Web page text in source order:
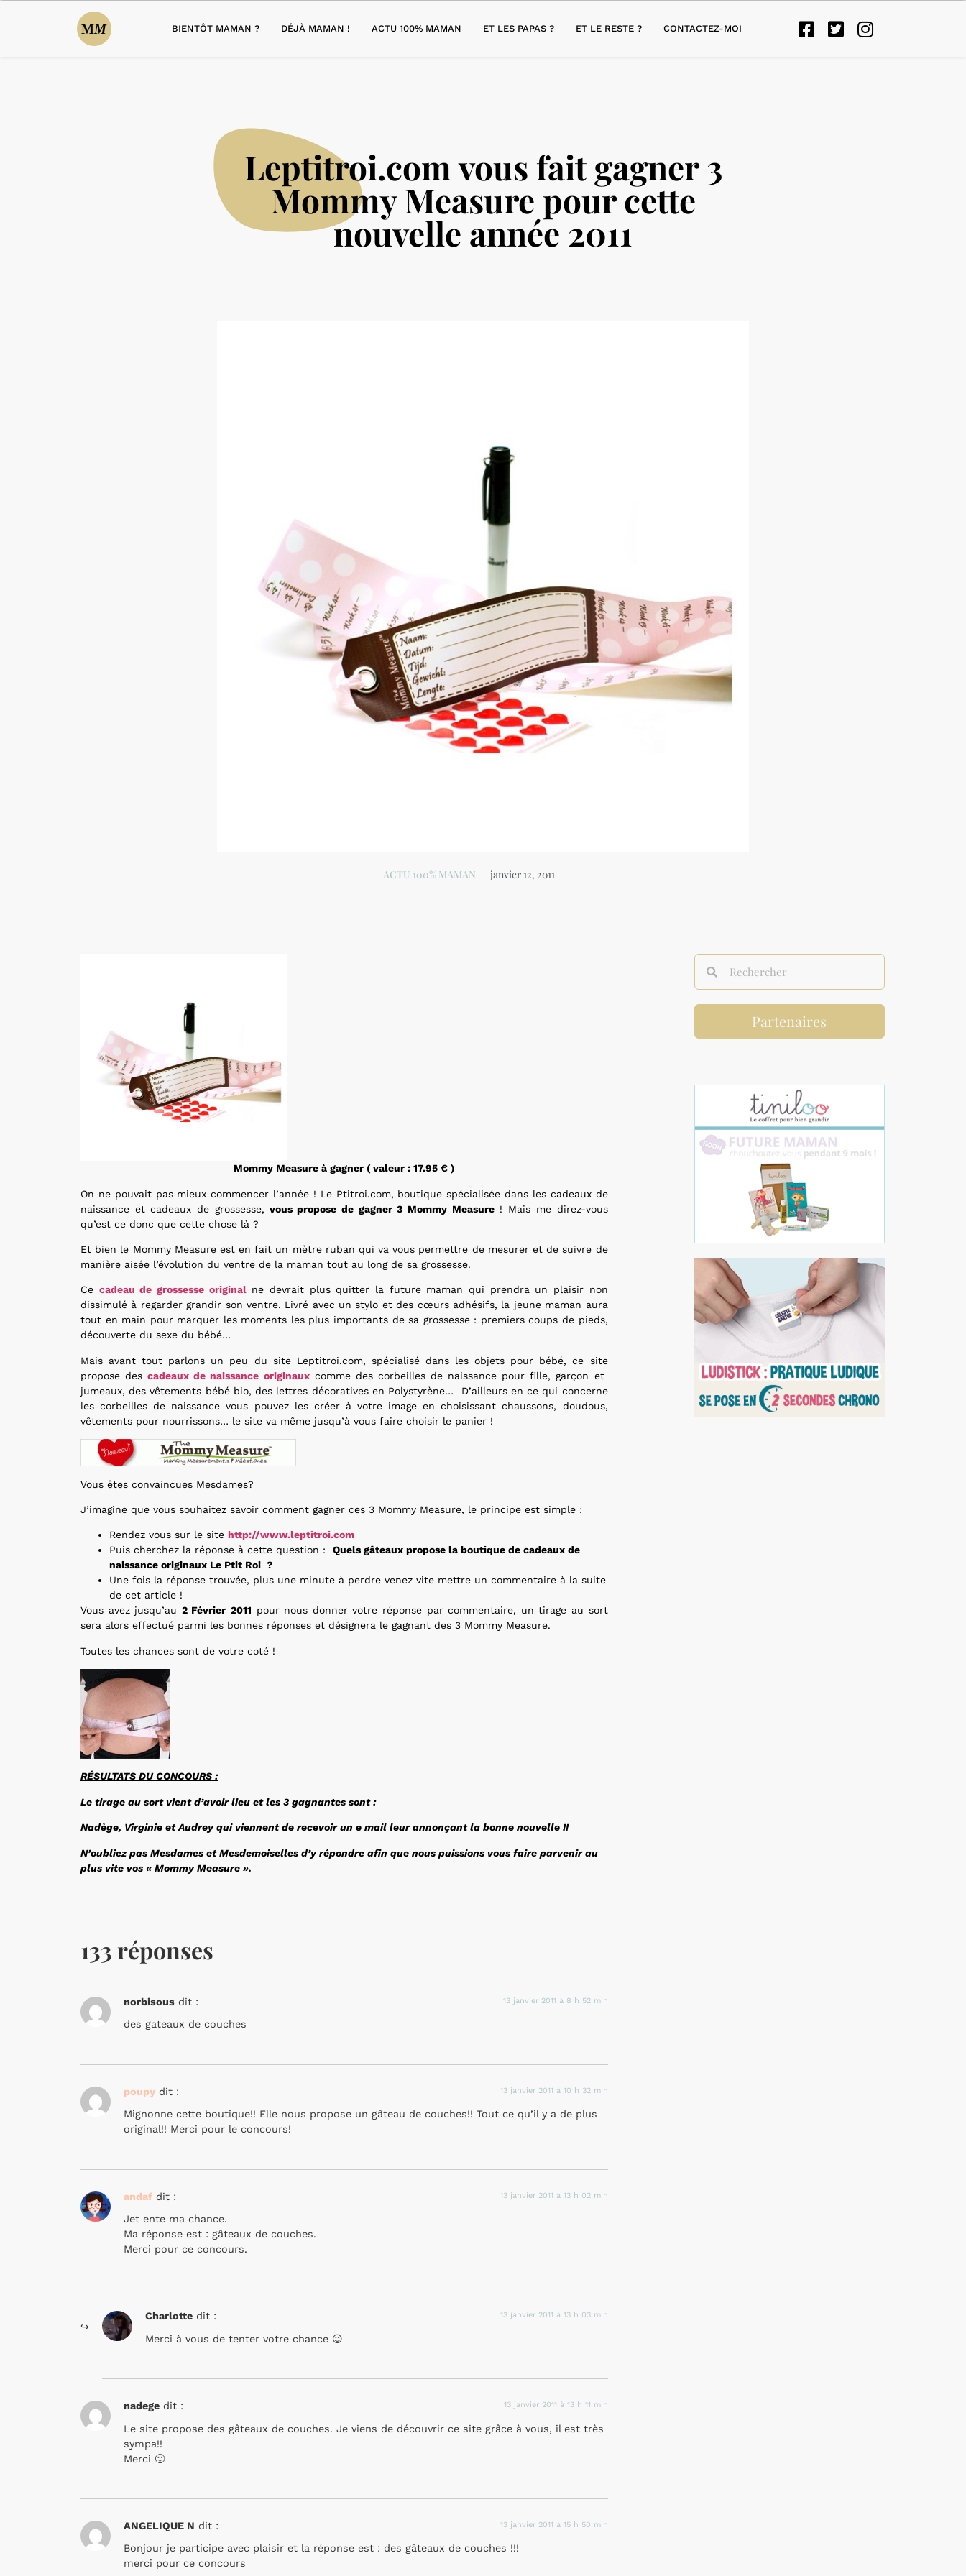
BIENTÔT MAMAN ? DÉJÀ MAMAN ! ACTU 100% MAMAN ET LES PAPAS ? ET LE RESTE ? CONTACTEZ-MOI
Leptitroi.com vous fait gagner 3
Mommy Measure pour cette
nouvelle année 2011
ACTU 100% MAMAN janvier 12, 2011
Mommy Measure à gagner ( valeur : 17.95 € )
On ne pouvait pas mieux commencer l’année ! Le Ptitroi.com, boutique spécialisée dans les cadeaux de
naissance et cadeaux de grossesse, vous propose de gagner 3 Mommy Measure! Mais me direz-vous
qu’est ce donc que cette chose là ?
Et bien le Mommy Measure est en fait un mètre ruban qui va vous permettre de mesurer et de suivre de
manière aisée l’évolution du ventre de la maman tout au long de sa grossesse.
Ce cadeau de grossesse originalne devrait plus quitter la future maman qui prendra un plaisir non
dissimulé à regarder grandir son ventre. Livré avec un stylo et des cœurs adhésifs, la jeune maman aura
tout en main pour marquer les moments les plus importants de sa grossesse : premiers coups de pieds,
découverte du sexe du bébé…
Mais avant tout parlons un peu du site Leptitroi.com, spécialisé dans les objets pour bébé, ce site
propose descadeaux de naissance originauxcomme des corbeilles de naissance pour fille, garçon et
jumeaux, des vêtements bébé bio, des lettres décoratives en Polystyrène… D’ailleurs en ce qui concerne
les corbeilles de naissance vous pouvez les créer à votre image en choisissant chaussons, doudous,
vêtements pour nourrissons… le site va même jusqu’à vous faire choisir le panier !
Vous êtes convaincues Mesdames?
J’imagine que vous souhaitez savoir comment gagner ces 3 Mommy Measure, le principe est simple :
Rendez vous sur le site http://www.leptitroi.com
Puis cherchez la réponse à cette question : Quels gâteaux propose la boutique de cadeaux de
naissance originaux Le Ptit Roi ?
Une fois la réponse trouvée, plus une minute à perdre venez vite mettre un commentaire à la suite
de cet article !
Vous avez jusqu’au 2 Février 2011 pour nous donner votre réponse par commentaire, un tirage au sort
sera alors effectué parmi les bonnes réponses et désignera le gagnant des 3 Mommy Measure.
Toutes les chances sont de votre coté !
RÉSULTATS DU CONCOURS :
Le tirage au sort vient d’avoir lieu et les 3 gagnantes sont :
Nadège, Virginie et Audrey qui viennent de recevoir un e mail leur annonçant la bonne nouvelle !!
N’oubliez pas Mesdames et Mesdemoiselles d’y répondre afin que nous puissions vous faire parvenir au
plus vite vos « Mommy Measure ».
133 réponses
norbisous dit : 13 janvier 2011 à 8 h 52 min
des gateaux de couches
poupy dit : 13 janvier 2011 à 10 h 32 min
Mignonne cette boutique!! Elle nous propose un gâteau de couches!! Tout ce qu’il y a de plus
original!! Merci pour le concours!
andaf dit : 13 janvier 2011 à 13 h 02 min
Jet ente ma chance.
Ma réponse est : gâteaux de couches.
Merci pour ce concours.
Charlotte dit : 13 janvier 2011 à 13 h 03 min
Merci à vous de tenter votre chance 😉
nadege dit : 13 janvier 2011 à 13 h 11 min
Le site propose des gâteaux de couches. Je viens de découvrir ce site grâce à vous, il est très
sympa!!
Merci 🙂
ANGELIQUE N dit : 13 janvier 2011 à 15 h 50 min
Bonjour je participe avec plaisir et la réponse est : des gâteaux de couches !!!
merci pour ce concours
Partenaires